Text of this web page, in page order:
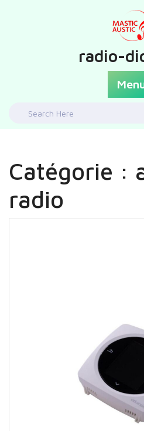
radio-
Search
Catégorie :
radio